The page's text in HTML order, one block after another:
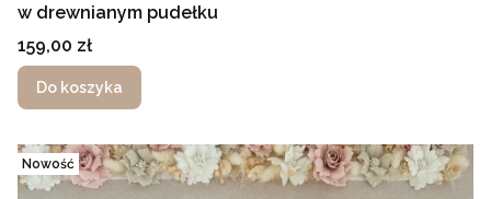
w drewnianym pudełku
Cena
159,00 zł
Do koszyka
Nowość